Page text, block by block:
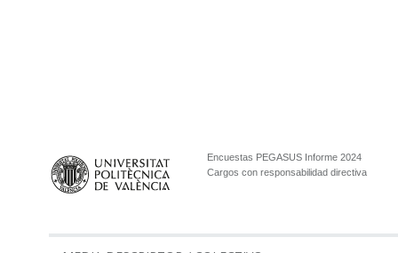
Encuestas PEGASUS Informe 2024
Cargos con responsabilidad directiva